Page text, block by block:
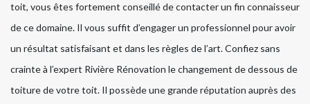
toit, vous êtes fortement conseillé de contacter un fin connaisseur
de ce domaine. Il vous suffit d’engager un professionnel pour avoir
un résultat satisfaisant et dans les règles de l’art. Confiez sans
crainte à l’expert Rivière Rénovation le changement de dessous de
toiture de votre toit. Il possède une grande réputation auprès des